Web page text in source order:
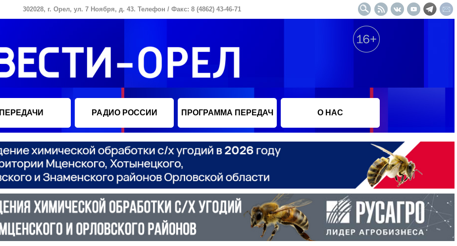
302028, г. Орел, ул. 7 Ноября, д. 43. Телефон / Факс: 8 (4862) 43-46-71
ПЕРЕДАЧИ РАДИО РОССИИ ПРОГРАММА ПЕРЕДАЧ О НАС